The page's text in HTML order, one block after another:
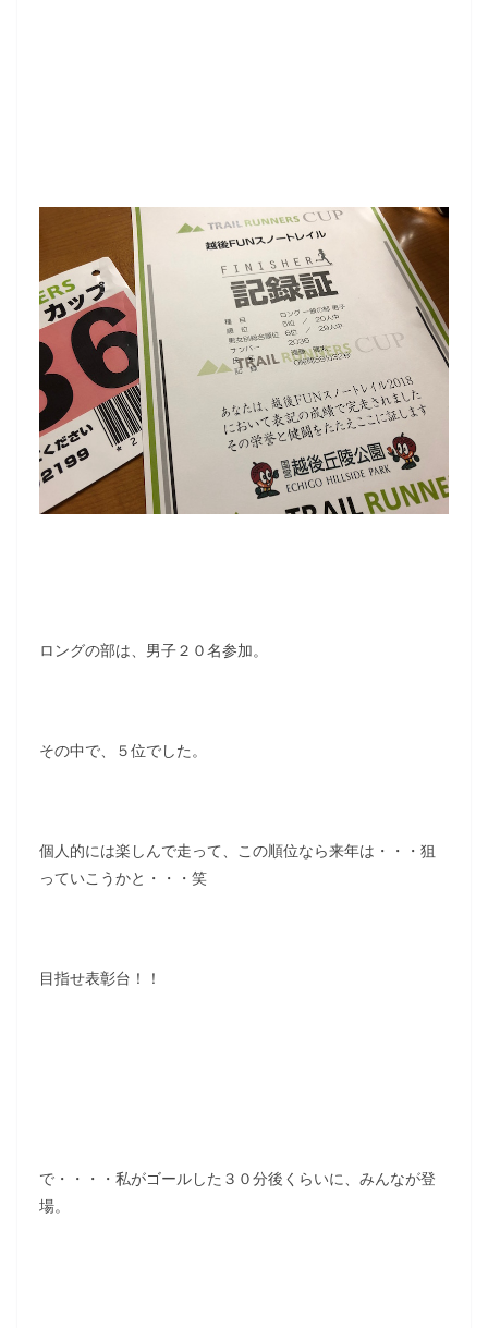
ロングの部は、男子２０名参加。
その中で、５位でした。
個人的には楽しんで走って、この順位なら来年は・・・狙
っていこうかと・・・笑
目指せ表彰台！！
で・・・・私がゴールした３０分後くらいに、みんなが登
場。